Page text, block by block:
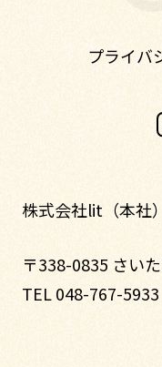
プライバ
株式会社lit（本社）
〒338-0835 さい
TEL 048-767-5933